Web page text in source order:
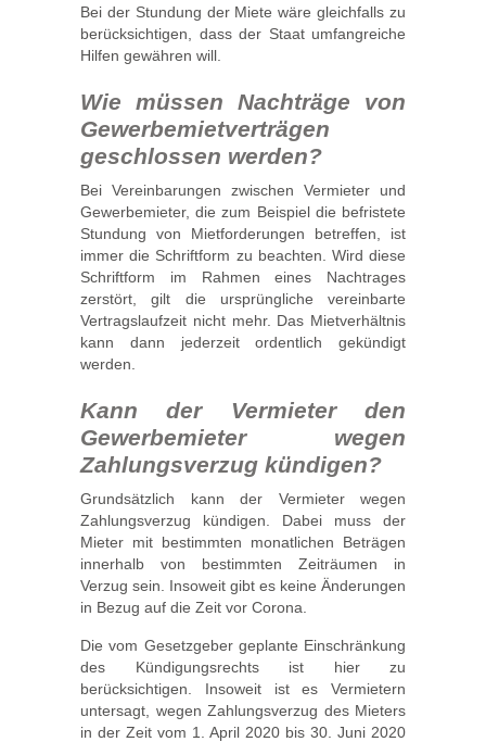
Bei der Stundung der Miete wäre gleichfalls zu
berücksichtigen, dass der Staat umfangreiche
Hilfen gewähren will.
Wie müssen Nachträge von
Gewerbemietverträgen
geschlossen werden?
Bei Vereinbarungen zwischen Vermieter und
Gewerbemieter, die zum Beispiel die befristete
Stundung von Mietforderungen betreffen, ist
immer die Schriftform zu beachten. Wird diese
Schriftform im Rahmen eines Nachtrages
zerstört, gilt die ursprüngliche vereinbarte
Vertragslaufzeit nicht mehr. Das Mietverhältnis
kann dann jederzeit ordentlich gekündigt
werden.
Kann der Vermieter den
Gewerbemieter wegen
Zahlungsverzug kündigen?
Grundsätzlich kann der Vermieter wegen
Zahlungsverzug kündigen. Dabei muss der
Mieter mit bestimmten monatlichen Beträgen
innerhalb von bestimmten Zeiträumen in
Verzug sein. Insoweit gibt es keine Änderungen
in Bezug auf die Zeit vor Corona.
Die vom Gesetzgeber geplante Einschränkung
des Kündigungsrechts ist hier zu
berücksichtigen. Insoweit ist es Vermietern
untersagt, wegen Zahlungsverzug des Mieters
in der Zeit vom 1. April 2020 bis 30. Juni 2020